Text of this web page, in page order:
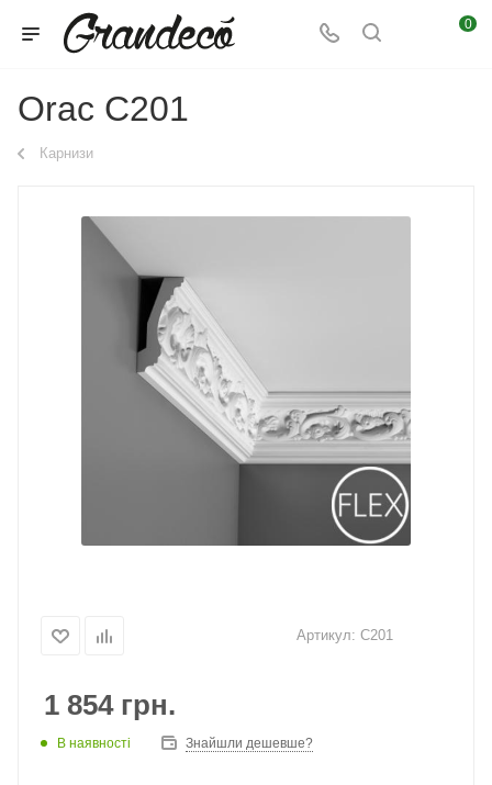
0
Orac C201
Карнизи
Артикул: C201
1 854грн.
В наявності Знайшли дешевше?